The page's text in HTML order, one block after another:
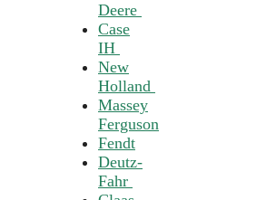
Deere
Case
IH
New
Holland
Massey
Ferguson
Fendt
Deutz-
Fahr